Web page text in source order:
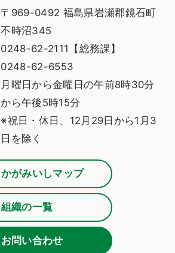
〒969-0492 福島県岩瀬郡鏡石町
不時沼345
0248-62-2111【総務課】
0248-62-6553
月曜日から金曜日の午前8時30分
から午後5時15分
※祝日・休日、12月29日から1月3
日を除く
かがみいしマップ
組織の一覧
お問い合わせ